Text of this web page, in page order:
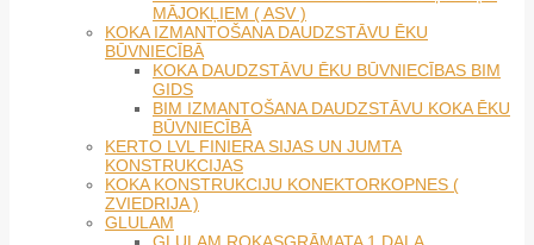
MĀJOKĻIEM ( ASV )
KOKA IZMANTOŠANA DAUDZSTĀVU ĒKU
BŪVNIECĪBĀ
KOKA DAUDZSTĀVU ĒKU BŪVNIECĪBAS BIM
GIDS
BIM IZMANTOŠANA DAUDZSTĀVU KOKA ĒKU
BŪVNIECĪBĀ
KERTO LVL FINIERA SIJAS UN JUMTA
KONSTRUKCIJAS
KOKA KONSTRUKCIJU KONEKTORKOPNES (
ZVIEDRIJA )
GLULAM